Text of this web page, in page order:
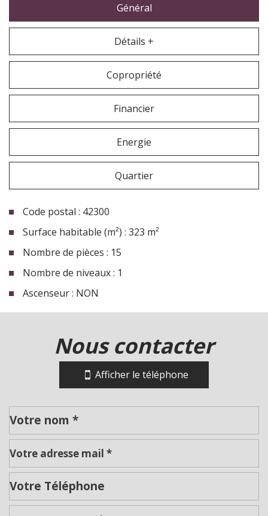
Général
Détails +
Copropriété
Financier
Energie
Quartier
Code postal : 42300
Surface habitable (m²) : 323 m²
Nombre de pièces : 15
Nombre de niveaux : 1
Ascenseur : NON
la ville de roanne (42300)
nous contacter
Afficher le téléphone